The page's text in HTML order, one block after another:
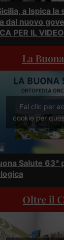
a Ispica
dal nuovo
PER IL VIDEO
La
Fai clic per
cookie per
Salute
Oltre il